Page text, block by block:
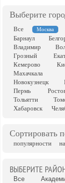
Выберите
Все Москва
Барнаул
Владимир
Грозный
Кемерово
Махачкала
Новокузнецк
Пермь
Тольятти
Хабаровск
Сортировать
популярности
ВЫБЕРИТЕ
Все